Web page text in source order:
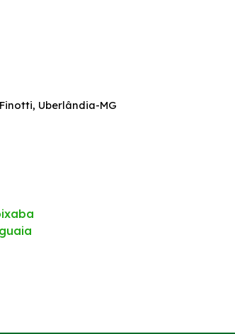
Uberlândia-MG